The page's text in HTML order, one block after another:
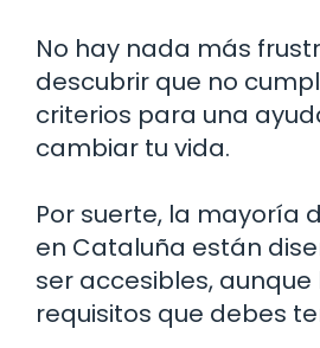
No hay nada más
descubrir que no
criterios para una
cambiar tu vida.
Por suerte, la mayoría
en Cataluña están
ser accesibles,
requisitos que debes